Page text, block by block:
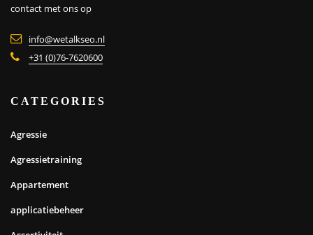
contact met ons op
info@wetalkseo.nl
+31 (0)76-7620600
CATEGORIES
Agressie
Agressietraining
Appartement
applicatiebeheer